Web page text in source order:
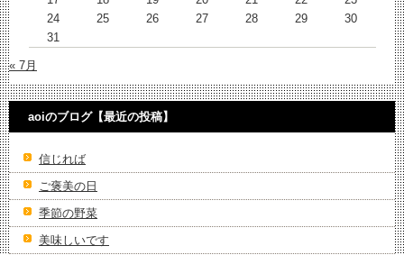
24
25 26 27 28 29
30
31
« 7月
aoiのブログ【最近の投稿】
信じれば
ご褒美の日
季節の野菜
美味しいです